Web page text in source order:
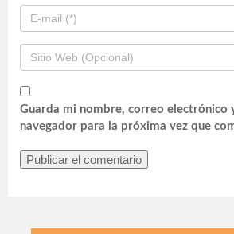
Guarda mi nombre, correo electrónico
navegador para la próxima vez que